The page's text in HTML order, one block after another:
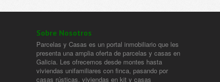
Sobre Nosotros
Parcelas y Casas es un portal inmobiliario que les
presenta una amplia oferta de parcelas y casas en
Galicia. Les ofrecemos desde montes hasta
viviendas unifamiliares con finca, pasando por
casas rústicas, viviendas en kit y casas